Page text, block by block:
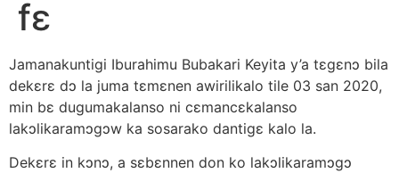
fɛ
Jamanakuntigi Iburahimu Bubakari Keyita y’a tɛgɛnɔ bila
dekɛrɛ dɔ la juma tɛmɛnen awirilikalo tile 03 san 2020,
min bɛ dugumakalanso ni cɛmancɛkalanso
lakɔlikaramɔgɔw ka sosarako dantigɛ kalo la.
Dekɛrɛ in kɔnɔ, a sɛbɛnnen don ko lakɔlikaramɔgɔ